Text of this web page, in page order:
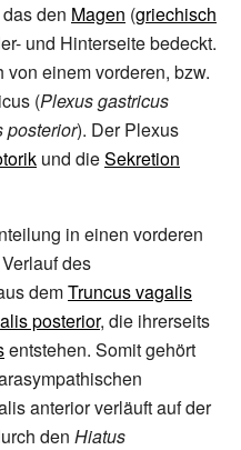
das den Magen (griechisch
und Hinterseite bedeckt.
einem vorderen, bzw.
(Plexus gastricus
posterior). Der Plexus
und dieSekretion
in einen vorderen
des
demTruncus vagalis
posterior, die ihrerseits
entstehen. Somit gehört
anterior verläuft auf der
den Hiatus